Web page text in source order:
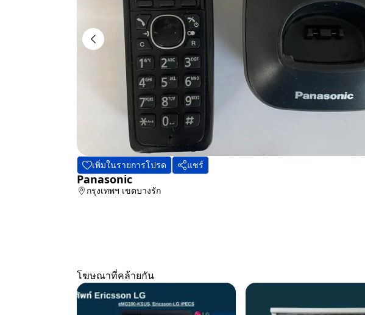
เพิ่มในรายการโปรด แชร์
Panasonic
กรุงเทพฯ เขตบางรัก
โฆษณาที่คล้ายกัน